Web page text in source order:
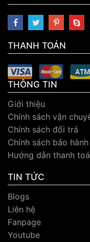
THANH TOÁN
THÔNG TIN
Giới thiệu
Chính sách vận
Chính sách đổi trả
Chính sách bảo hành
Hướng dẫn thanh
TIN TỨC
Blogs
Liên hệ
Fanpage
Youtube